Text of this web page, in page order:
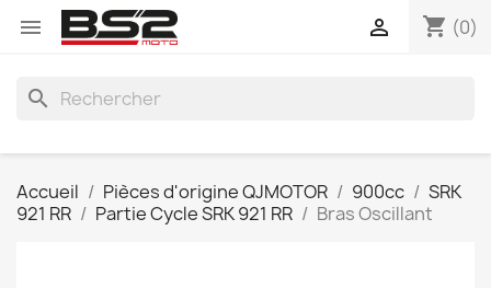
 shopping_cart (0)

search
Accueil Pièces d'origine QJMOTOR 900cc
SRK
921 RR
Partie Cycle SRK 921 RR Bras Oscillant